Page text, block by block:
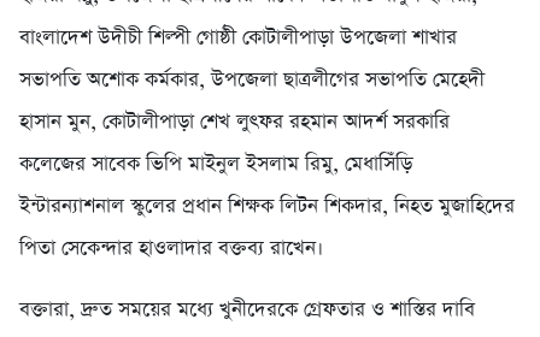
বাংলাদেশ উদীচী শিল্পী গোষ্ঠী কোটালীপাড়া উপজেলা শাখার
সভাপতি অশোক কর্মকার, উপজেলা ছাত্রলীগের সভাপতি মেহেদী
হাসান মুন, কোটালীপাড়া শেখ লুৎফর রহমান আদর্শ সরকারি
কলেজের সাবেক ভিপি মাইনুল ইসলাম রিমু, মেধাসিঁড়ি
ইন্টারন্যাশনাল স্কুলের প্রধান শিক্ষক লিটন শিকদার, নিহত মুজাহিদের
পিতা সেকেন্দার হাওলাদার বক্তব্য রাখেন।
বক্তারা, দ্রুত সময়ের মধ্যে খুনীদেরকে গ্রেফতার ও শাস্তির দাবি